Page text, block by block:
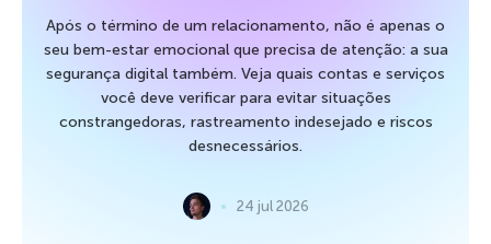
Após o término de um relacionamento, não é apenas o
seu bem-estar emocional que precisa de atenção: a sua
segurança digital também. Veja quais contas e serviços
você deve verificar para evitar situações
constrangedoras, rastreamento indesejado e riscos
desnecessários.
24 jul 2026